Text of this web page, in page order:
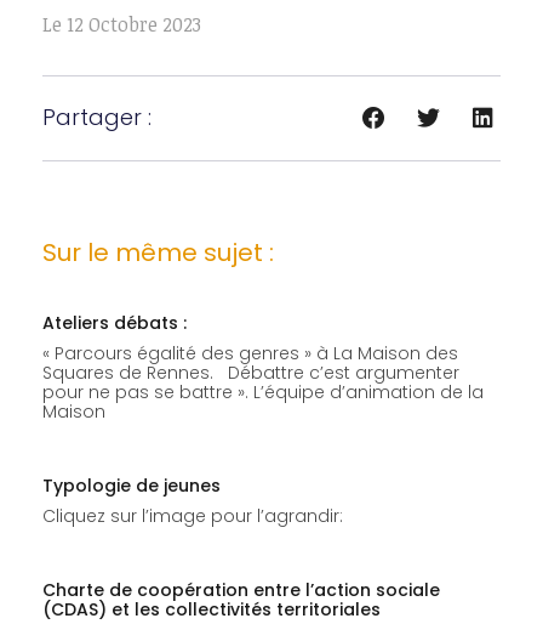
Le 12 Octobre 2023
Partager :
Sur le même sujet :
Ateliers débats :
« Parcours égalité des genres » à La Maison des
Squares de Rennes. Débattre c’est argumenter
pour ne pas se battre ». L’équipe d’animation de la
Maison
Typologie de jeunes
Cliquez sur l’image pour l’agrandir:
Charte de coopération entre l’action sociale
(CDAS) et les collectivités territoriales